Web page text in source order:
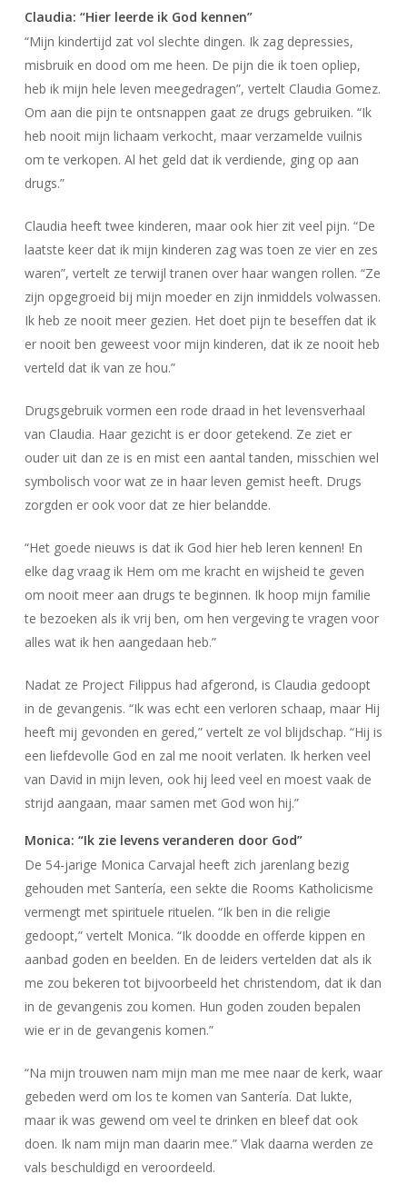
Claudia: “Hier leerde ik God kennen”
“Mijn kindertijd zat vol slechte dingen. Ik zag depressies,
misbruik en dood om me heen. De pijn die ik toen opliep,
heb ik mijn hele leven meegedragen”, vertelt Claudia Gomez.
Om aan die pijn te ontsnappen gaat ze drugs gebruiken. “Ik
heb nooit mijn lichaam verkocht, maar verzamelde vuilnis
om te verkopen. Al het geld dat ik verdiende, ging op aan
drugs.”
Claudia heeft twee kinderen, maar ook hier zit veel pijn. “De
laatste keer dat ik mijn kinderen zag was toen ze vier en zes
waren”, vertelt ze terwijl tranen over haar wangen rollen. “Ze
zijn opgegroeid bij mijn moeder en zijn inmiddels volwassen.
Ik heb ze nooit meer gezien. Het doet pijn te beseffen dat ik
er nooit ben geweest voor mijn kinderen, dat ik ze nooit heb
verteld dat ik van ze hou.”
Drugsgebruik vormen een rode draad in het levensverhaal
van Claudia. Haar gezicht is er door getekend. Ze ziet er
ouder uit dan ze is en mist een aantal tanden, misschien wel
symbolisch voor wat ze in haar leven gemist heeft. Drugs
zorgden er ook voor dat ze hier belandde.
“Het goede nieuws is dat ik God hier heb leren kennen! En
elke dag vraag ik Hem om me kracht en wijsheid te geven
om nooit meer aan drugs te beginnen. Ik hoop mijn familie
te bezoeken als ik vrij ben, om hen vergeving te vragen voor
alles wat ik hen aangedaan heb.”
Nadat ze Project Filippus had afgerond, is Claudia gedoopt
in de gevangenis. “Ik was echt een verloren schaap, maar Hij
heeft mij gevonden en gered,” vertelt ze vol blijdschap. “Hij is
een liefdevolle God en zal me nooit verlaten. Ik herken veel
van David in mijn leven, ook hij leed veel en moest vaak de
strijd aangaan, maar samen met God won hij.”
Monica: “Ik zie levens veranderen door God”
De 54-jarige Monica Carvajal heeft zich jarenlang bezig
gehouden met Santería, een sekte die Rooms Katholicisme
vermengt met spirituele rituelen. “Ik ben in die religie
gedoopt,” vertelt Monica. “Ik doodde en offerde kippen en
aanbad goden en beelden. En de leiders vertelden dat als ik
me zou bekeren tot bijvoorbeeld het christendom, dat ik dan
in de gevangenis zou komen. Hun goden zouden bepalen
wie er in de gevangenis komen.”
“Na mijn trouwen nam mijn man me mee naar de kerk, waar
gebeden werd om los te komen van Santería. Dat lukte,
maar ik was gewend om veel te drinken en bleef dat ook
doen. Ik nam mijn man daarin mee.” Vlak daarna werden ze
vals beschuldigd en veroordeeld.